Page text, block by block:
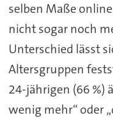
selben Maße
nicht sogar noch
Unterschied lässt
Altersgruppen
24-jährigen (66 %)
wenig mehr“ oder